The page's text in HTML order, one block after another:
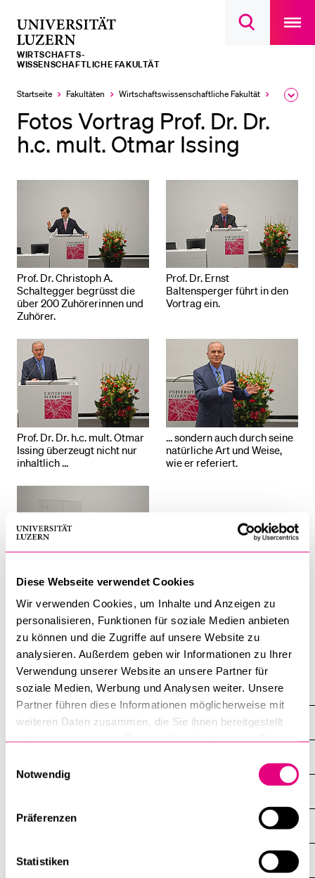
Diese Webseite verwendet Cookies
Wir verwenden Cookies, um Inhalte und Anzeigen zu
personalisieren, Funktionen für soziale Medien anbieten
zu können und die Zugriffe auf unsere Website zu
analysieren. Außerdem geben wir Informationen zu Ihrer
Verwendung unserer Website an unsere Partner für
soziale Medien, Werbung und Analysen weiter. Unsere
Partner führen diese Informationen möglicherweise mit
weiteren Daten zusammen, die Sie ihnen bereitgestellt
Notwendig
Präferenzen
Statistiken
Suchdialog
main
WIRTSCHAFTS­­­
WISSENSCHAFTLICHE FAKULTÄT
Startseite Fakultäten Wirtschafts­wissenschaftliche Fakultät
Wirtschafts­wissenschaftliche Fakultät
Veranstaltungen
External Lectures
Infoveranstaltungen
Fotos Vortrag Prof. Dr. Dr.
h.c. mult. Otmar Issing
Prof. Dr. Christoph A.
Schaltegger begrüsst die
über 200 Zuhörerinnen und
Zuhörer.
Prof. Dr. Ernst
Baltensperger führt in den
Vortrag ein.
Prof. Dr. Dr. h.c. mult. Otmar
Issing überzeugt nicht nur
inhaltlich ...
... sondern auch durch seine
natürliche Art und Weise,
wie er referiert.
Das Publikum hört dem
der Europäischen
Zentralbank gespannt zu.
LETZTE SUCHEN
Sie haben noch keine Suche getätigt.
DIE UNI FÜR…
Schulklassen und Lehrpersonen
Studien­interessierte
Mitarbeitende
Alumni
Stellensuchende
Förderer
Medien
BELIEBTE INHALTE
Vorlesungsverzeichnis
Bibliothek
Sportangebot
Menuplan Mensa